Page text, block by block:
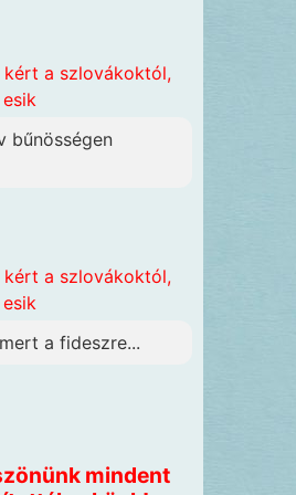
a szlovákoktól,
bűnösségen
a szlovákoktól,
a fideszre...